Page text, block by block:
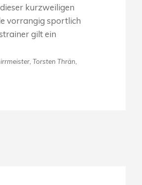
kurzweiligen
vorrangig sportlich
gilt ein
Torsten Thrän,